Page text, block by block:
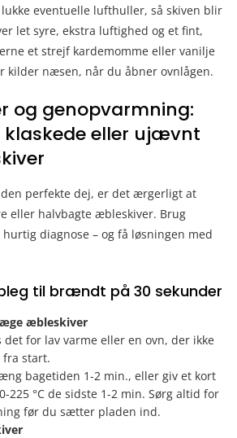
eventuelle lufthuller, så skiven blir
let syre, ekstra luftighed og et fint,
et strejf kardemomme eller vanilje
kilder næsen, når du åbner ovnlågen.
og genopvarmning:
klaskede eller ujævnt
perfekte dej, er det ærgerligt at
eller halvbagte æbleskiver. Brug
diagnose – og få løsningen med
til brændt på 30 sekunder
æbleskiver
det for lav varme eller en ovn, der ikke
fra start.
bagetiden 1-2 min., eller giv et kort
225 °C de sidste 1-2 min. Sørg altid for
før du sætter pladen ind.